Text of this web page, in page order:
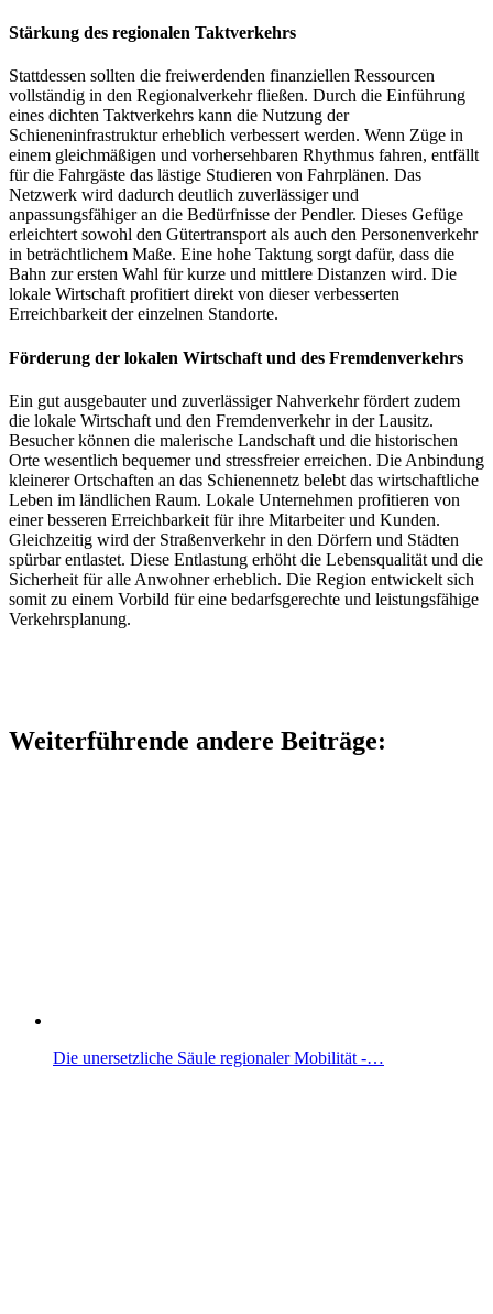
Stärkung des regionalen Taktverkehrs
Stattdessen sollten die freiwerdenden finanziellen Ressourcen
vollständig in den Regionalverkehr fließen. Durch die Einführung
eines dichten Taktverkehrs kann die Nutzung der
Schieneninfrastruktur erheblich verbessert werden. Wenn Züge in
einem gleichmäßigen und vorhersehbaren Rhythmus fahren, entfällt
für die Fahrgäste das lästige Studieren von Fahrplänen. Das
Netzwerk wird dadurch deutlich zuverlässiger und
anpassungsfähiger an die Bedürfnisse der Pendler. Dieses Gefüge
erleichtert sowohl den Gütertransport als auch den Personenverkehr
in beträchtlichem Maße. Eine hohe Taktung sorgt dafür, dass die
Bahn zur ersten Wahl für kurze und mittlere Distanzen wird. Die
lokale Wirtschaft profitiert direkt von dieser verbesserten
Erreichbarkeit der einzelnen Standorte.
Förderung der lokalen Wirtschaft und des Fremdenverkehrs
Ein gut ausgebauter und zuverlässiger Nahverkehr fördert zudem
die lokale Wirtschaft und den Fremdenverkehr in der Lausitz.
Besucher können die malerische Landschaft und die historischen
Orte wesentlich bequemer und stressfreier erreichen. Die Anbindung
kleinerer Ortschaften an das Schienennetz belebt das wirtschaftliche
Leben im ländlichen Raum. Lokale Unternehmen profitieren von
einer besseren Erreichbarkeit für ihre Mitarbeiter und Kunden.
Gleichzeitig wird der Straßenverkehr in den Dörfern und Städten
spürbar entlastet. Diese Entlastung erhöht die Lebensqualität und die
Sicherheit für alle Anwohner erheblich. Die Region entwickelt sich
somit zu einem Vorbild für eine bedarfsgerechte und leistungsfähige
Verkehrsplanung.
Weiterführende andere Beiträge:
Die unersetzliche Säule regionaler Mobilität -…